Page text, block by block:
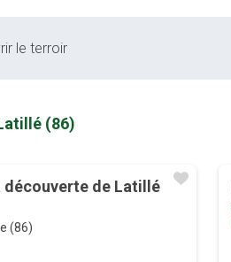
le terroir
(86)
découverte de Latillé
(86)